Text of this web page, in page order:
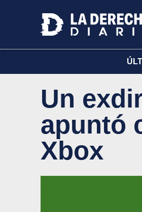
Un
apuntó
Xbox